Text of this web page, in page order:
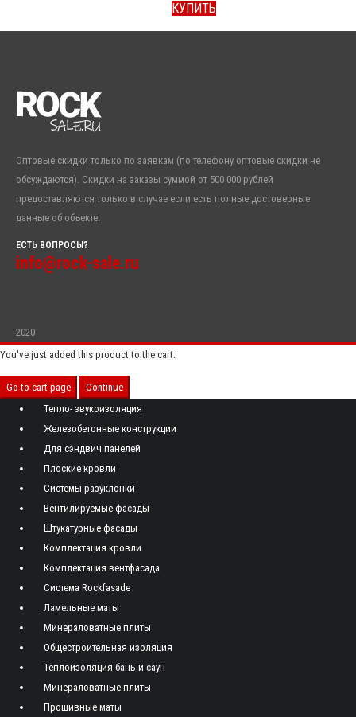
КУПИТЬ
Оптовые скидки только по заявкам (по телефону оптовые скидки не
обсуждаются). Скидки на заказы суммой от 500 000 рублей
предоставляются только в случае если есть полные достоверные
данные об объекте.
ЕСТЬ ВОПРОСЫ?
info@rock-sale.ru
2020
You've just added this product to the cart:
Go to cart page
Continue
Тепло- звукоизоляция
Железобетонные конструкции
Для сэндвич панелей
Плоские кровли
Системы разуклонки
Вентилируемые фасады
Штукатурные фасады
Комплектация кровли
Комплектация вентфасада
Система Rockfasade
Ламельные маты
Минераловатные плиты
Общестроительная изоляция
Теплоизоляция бань и саун
Минераловатные плиты
Прошивные маты